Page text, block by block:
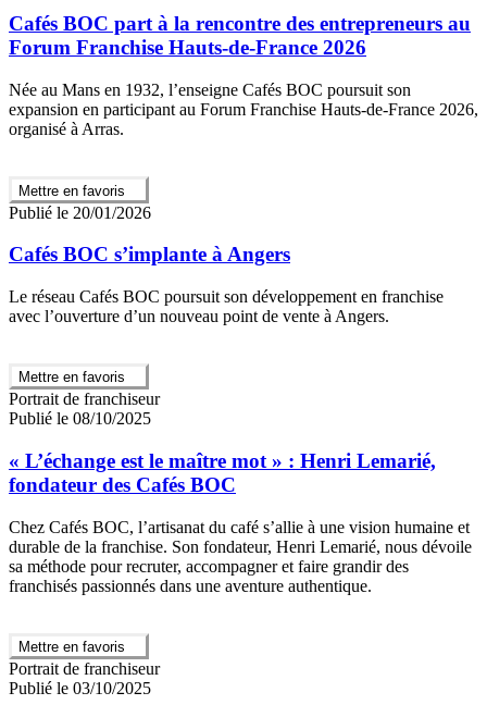
Cafés BOC part à la rencontre des entrepreneurs au
Forum Franchise Hauts-de-France 2026
Née au Mans en 1932, l’enseigne Cafés BOC poursuit son
expansion en participant au Forum Franchise Hauts-de-France 2026,
organisé à Arras.
Mettre en favoris
Publié le 20/01/2026
Cafés BOC s’implante à Angers
Le réseau Cafés BOC poursuit son développement en franchise
avec l’ouverture d’un nouveau point de vente à Angers.
Mettre en favoris
Portrait de franchiseur
Publié le 08/10/2025
« L’échange est le maître mot » : Henri Lemarié,
fondateur des Cafés BOC
Chez Cafés BOC, l’artisanat du café s’allie à une vision humaine et
durable de la franchise. Son fondateur, Henri Lemarié, nous dévoile
sa méthode pour recruter, accompagner et faire grandir des
franchisés passionnés dans une aventure authentique.
Mettre en favoris
Portrait de franchiseur
Publié le 03/10/2025